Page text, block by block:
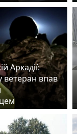
Аркадії:
ветеран впав